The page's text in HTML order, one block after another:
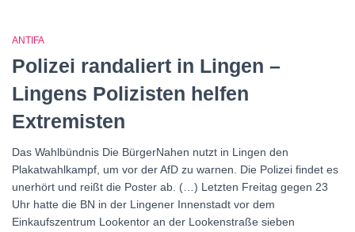
ANTIFA
Polizei randaliert in Lingen –
Lingens Polizisten helfen
Extremisten
Das Wahlbündnis Die BürgerNahen nutzt in Lingen den
Plakatwahlkampf, um vor der AfD zu warnen. Die Polizei findet es
unerhört und reißt die Poster ab. (…) Letzten Freitag gegen 23
Uhr hatte die BN in der Lingener Innenstadt vor dem
Einkaufszentrum Lookentor an der Lookenstraße sieben